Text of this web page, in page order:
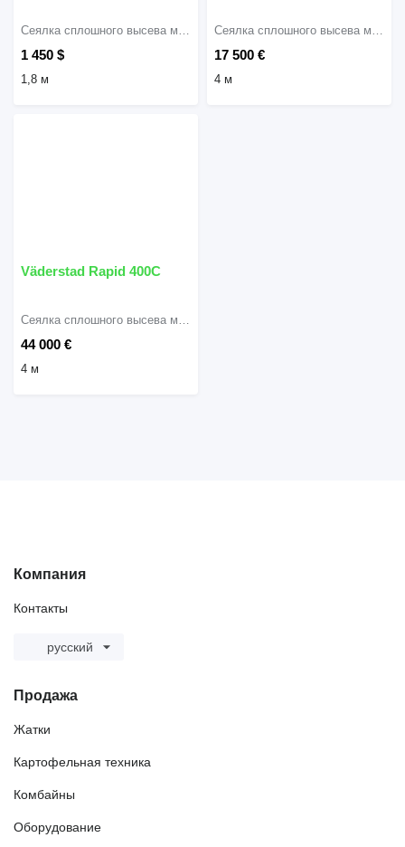
1 450 $
Сеялка сплошного высева механическая
1,8 м
17 500 €
Сеялка сплошного высева механическая
4 м
Väderstad Rapid 400C
44 000 €
Сеялка сплошного высева механическая
4 м
Компания
Контакты
русский
Продажа
Жатки
Картофельная техника
Комбайны
Оборудование